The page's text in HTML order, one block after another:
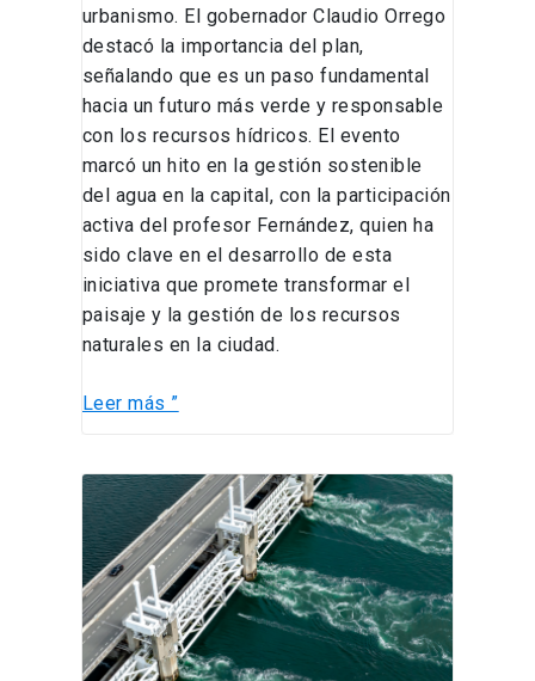
urbanismo. El gobernador Claudio Orrego
destacó la importancia del plan,
señalando que es un paso fundamental
hacia un futuro más verde y responsable
con los recursos hídricos. El evento
marcó un hito en la gestión sostenible
del agua en la capital, con la participación
activa del profesor Fernández, quien ha
sido clave en el desarrollo de esta
iniciativa que promete transformar el
paisaje y la gestión de los recursos
naturales en la ciudad.
Leer más ”
Convocatoria
Abierta
para
la
Beca
Arturo
Cousiño